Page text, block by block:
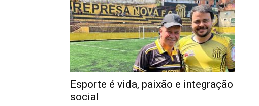
Esporte é vida, paixão e integração
social